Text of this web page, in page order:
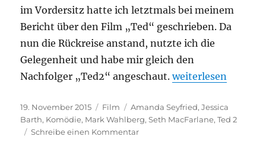
im Vordersitz hatte ich letztmals bei meinem
Bericht über den Film „Ted“ geschrieben. Da
nun die Rückreise anstand, nutzte ich die
Gelegenheit und habe mir gleich den
Nachfolger „Ted2“ angeschaut.„Ted 2“
weiterlesen
Veröffentlicht
am
19. November 2015 Kategorien
Film Schlagwörter
Amanda Seyfried,Jessica
Barth, Komödie, Mark Wahlberg,Seth MacFarlane,Ted 2
Schreibe einen Kommentarzu